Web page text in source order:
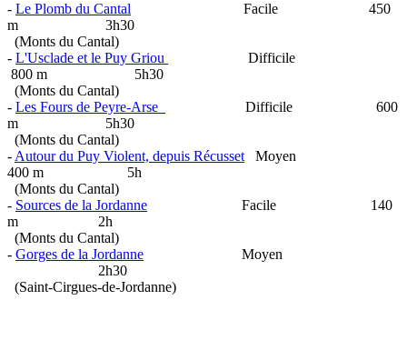
- Le Plomb du Cantal Facile 450
m 3h30
(Monts du Cantal)
- L'Usclade et le Puy Griou
Difficile
800 m 5h30
(Monts du Cantal)
- Les Fours de Peyre-Arse
Difficile 600
m 5h30
(Monts du Cantal)
- Autour du Puy Violent, depuis Récusset Moyen
400 m 5h
(Monts du Cantal)
- Sources de la Jordanne Facile 140
m 2h
(Monts du Cantal)
- Gorges de la Jordanne Moyen
2h30
(Saint-Cirgues-de-Jordanne)